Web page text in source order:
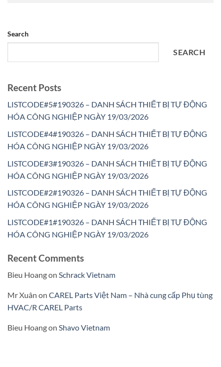
Search
SEARCH
Recent Posts
LISTCODE#5#190326 – DANH SÁCH THIẾT BỊ TỰ ĐỘNG
HÓA CÔNG NGHIỆP NGÀY 19/03/2026
LISTCODE#4#190326 – DANH SÁCH THIẾT BỊ TỰ ĐỘNG
HÓA CÔNG NGHIỆP NGÀY 19/03/2026
LISTCODE#3#190326 – DANH SÁCH THIẾT BỊ TỰ ĐỘNG
HÓA CÔNG NGHIỆP NGÀY 19/03/2026
LISTCODE#2#190326 – DANH SÁCH THIẾT BỊ TỰ ĐỘNG
HÓA CÔNG NGHIỆP NGÀY 19/03/2026
LISTCODE#1#190326 – DANH SÁCH THIẾT BỊ TỰ ĐỘNG
HÓA CÔNG NGHIỆP NGÀY 19/03/2026
Recent Comments
Bieu Hoangon Schrack Vietnam
Mr Xuân on CAREL Parts Việt Nam – Nhà cung cấp Phụ tùng
HVAC/R CAREL Parts
Bieu Hoangon Shavo Vietnam